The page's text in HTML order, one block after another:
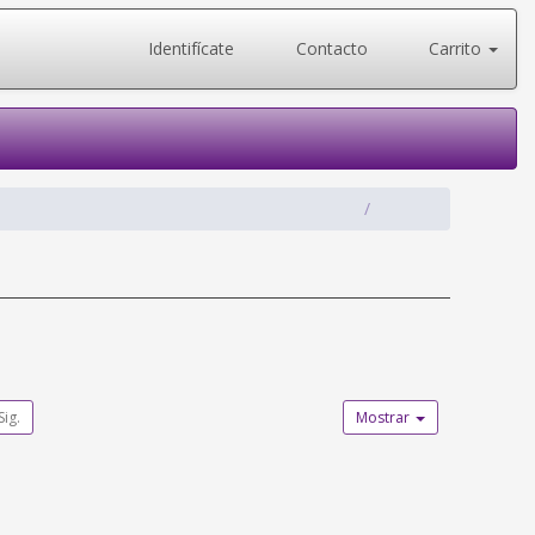
Identifícate Contacto Carrito
Sig. Mostrar